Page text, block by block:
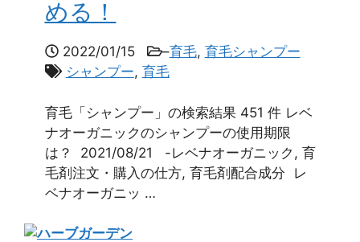
める！
2022/01/15 –育毛, 育毛シャンプー
シャンプー, 育毛
育毛「シャンプー」の検索結果 451 件 レベ
ナオーガニックのシャンプーの使用期限
は？ 2021/08/21 -レベナオーガニック, 育
毛剤注文・購入の仕方, 育毛剤配合成分 レ
ベナオーガニッ …